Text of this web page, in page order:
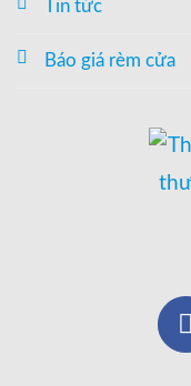
Tin tức
Báo giá rèm cửa